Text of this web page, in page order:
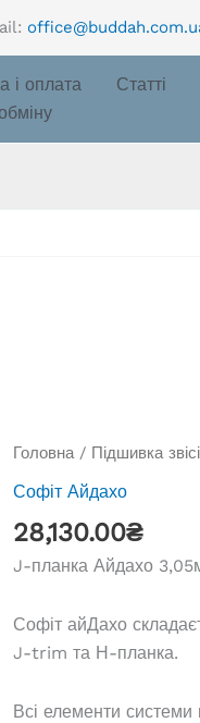
і оплата
Статті
Головна/ Підшивка
Софіт Айдахо
28,130.00₴
J-планка Айдахо
Софіт айДахо
J-trim та Н-планка.
Всі елементи системи